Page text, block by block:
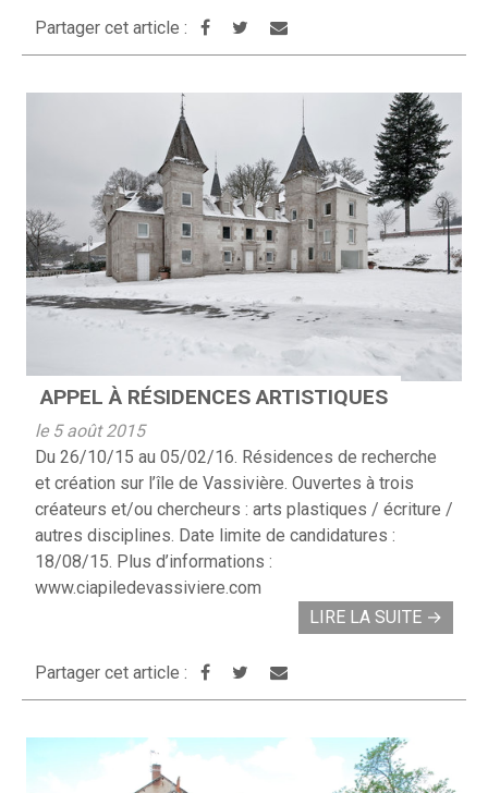
Partager cet article :
APPEL À RÉSIDENCES ARTISTIQUES
le 5 août 2015
Du 26/10/15 au 05/02/16. Résidences de recherche
et création sur l’île de Vassivière. Ouvertes à trois
créateurs et/ou chercheurs : arts plastiques / écriture /
autres disciplines. Date limite de candidatures :
18/08/15. Plus d’informations :
www.ciapiledevassiviere.com
LIRE LA SUITE →
Partager cet article :